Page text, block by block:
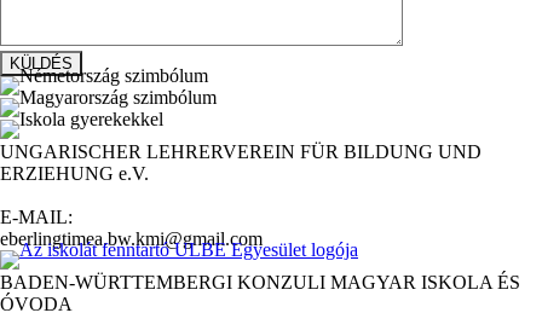
UNGARISCHER LEHRERVEREIN FÜR BILDUNG UND
ERZIEHUNG e.V.
E-MAIL:
eberlingtimea.bw.kmi@gmail.com
BADEN-WÜRTTEMBERGI KONZULI MAGYAR ISKOLA ÉS
ÓVODA